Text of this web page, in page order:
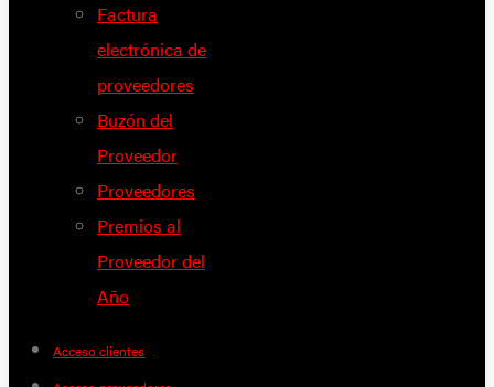
Factura
electrónica de
proveedores
Buzón del
Proveedor
Proveedores
Premios al
Proveedor del
Año
Acceso clientes